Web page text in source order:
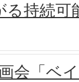
持続可
会「ベ